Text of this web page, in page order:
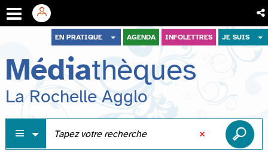
menu
contenu
recherche
EN PRATIQUE AGENDA INFOLETTRES JE SUIS
Médiathèques
La Rochelle Agglo